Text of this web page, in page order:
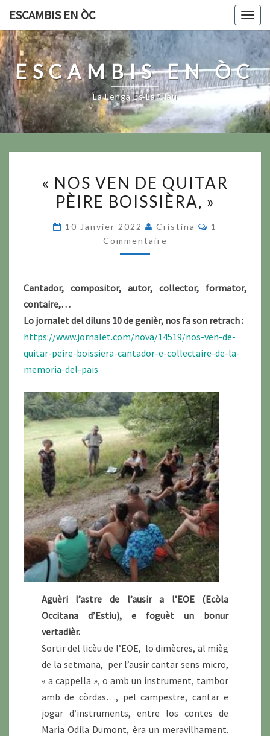
content
ESCAMBIS EN ÒC
ESCAMBIS EN ÒC
La Lenga Es La Clau
NOS
VEN
QUITAR
PÈIRE
»
« NOS VEN DE QUITAR
PÈIRE BOISSIÈRA, »
10 Janvier 2022 Cristina
1
Commentaire
Cantador, compositor, autor, collector, formator,
contaire,…
Lo jornalet del diluns 10 de genièr, nos fa son retrach :
https://www.jornalet.com/nova/14519/nos-ven-de-
quitar-peire-boissiera-cantador-e-collectaire-de-la-
memoria-del-pais
Aguèri l’astre de l’ausir a l’EOE (Ecòla
Occitana d’Estiu), e foguèt un bonur
vertadièr.
Sortir del licèu de l’EOE, lo dimècres, al mièg
de la setmana, per l’ausir cantar sens micro,
« a cappella », o amb un instrument, tambor
amb de còrdas…, pel campestre, cantar e
jogar d’instruments, entre los contes de
Maria Odila Dumont, èra un meravilhament.